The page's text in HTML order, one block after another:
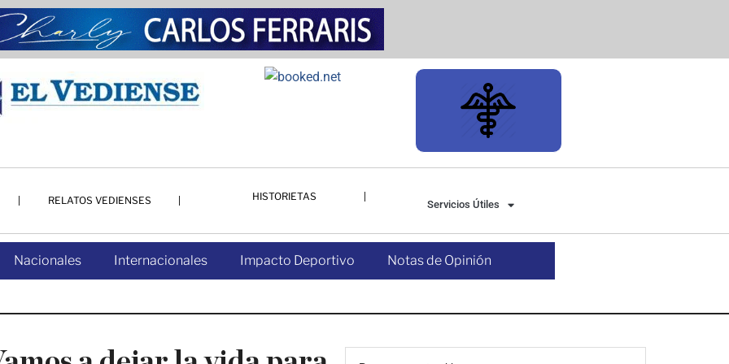
RELATOS VEDIENSES HISTORIETAS
Servicios Útiles
Nacionales Internacionales Impacto Deportivo Notas de Opinión